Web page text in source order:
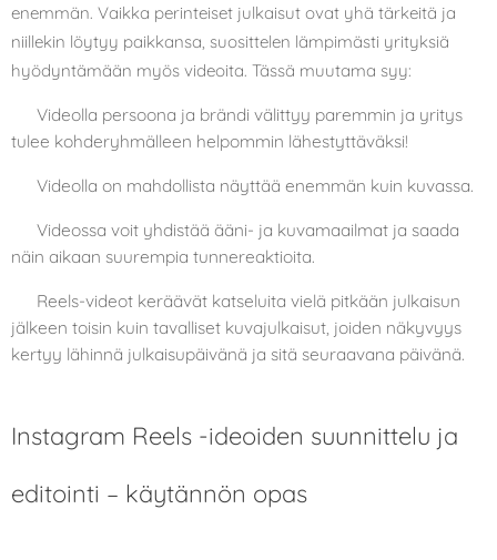
enemmän. Vaikka perinteiset julkaisut ovat yhä tärkeitä ja
niillekin löytyy paikkansa, suosittelen lämpimästi yrityksiä
hyödyntämään myös videoita. Tässä muutama syy:
✅ Videolla persoona ja brändi välittyy paremmin ja yritys
tulee kohderyhmälleen helpommin lähestyttäväksi!
✅ Videolla on mahdollista näyttää enemmän kuin kuvassa.
✅ Videossa voit yhdistää ääni- ja kuvamaailmat ja saada
näin aikaan suurempia tunnereaktioita.
✅ Reels-videot keräävät katseluita vielä pitkään julkaisun
jälkeen toisin kuin tavalliset kuvajulkaisut, joiden näkyvyys
kertyy lähinnä julkaisupäivänä ja sitä seuraavana päivänä.
Instagram Reels -ideoiden suunnittelu ja
editointi – käytännön opas